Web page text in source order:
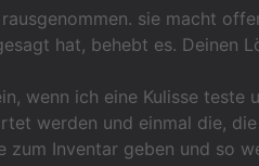
sie macht
hat, behebt es. Deinen
wenn ich eine Kulisse teste
werden und einmal die,
Inventar geben und so